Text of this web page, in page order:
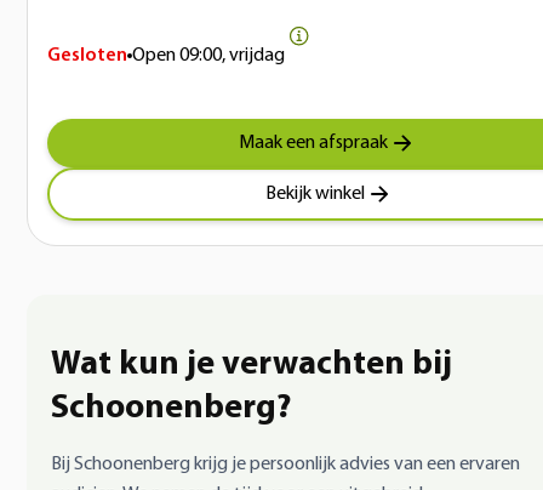
Gesloten Open09:00, vrijdag
Maak een afspraak
Bekijk winkel
Wat kun je verwachten bij
Schoonenberg?
Bij Schoonenberg krijg je persoonlijk advies van een ervaren